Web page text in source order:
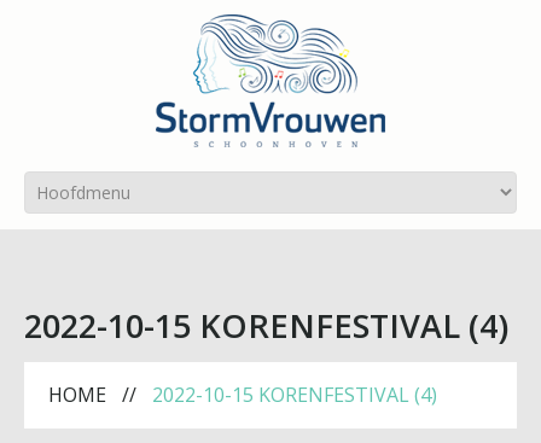
2022-10-15 KORENFESTIVAL (4)
HOME 2022-10-15 KORENFESTIVAL (4)